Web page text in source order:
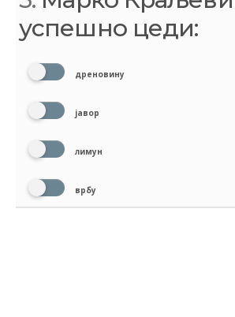
успешно цеди:
дреновину
јавор
лимун
врбу